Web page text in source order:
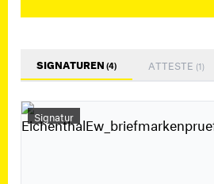
SIGNATUREN(4) ATTESTE (1)
Signatur